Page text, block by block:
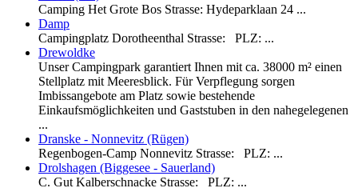
Camping Het Grote Bos Strasse: Hydeparklaan 24 ...
Damp
Campingplatz Dorotheenthal Strasse: PLZ: ...
Drewoldke
Unser Campingpark garantiert Ihnen mit ca. 38000 m² einen
Stellplatz mit Meeresblick. Für Verpflegung sorgen
Imbissangebote am Platz sowie bestehende
Einkaufsmöglichkeiten und Gaststuben in den nahegelegenen
...
Dranske - Nonnevitz (Rügen)
Regenbogen-Camp Nonnevitz Strasse: PLZ: ...
Drolshagen (Biggesee - Sauerland)
C. Gut Kalberschnacke Strasse: PLZ: ...